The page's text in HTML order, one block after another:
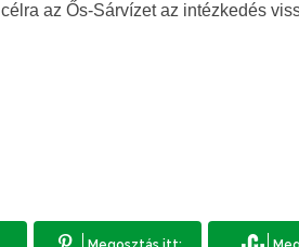
az Ős-Sárvízet az intézkedés